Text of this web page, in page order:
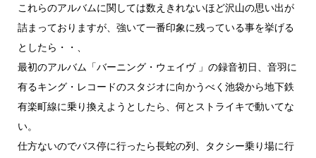
これらのアルバムに関しては数えきれないほど沢山の思い出が
詰まっておりますが、強いて一番印象に残っている事を挙げる
としたら・・、
最初のアルバム「バーニング・ウェイヴ 」の録音初日、音羽に
有るキング・レコードのスタジオに向かうべく池袋から地下鉄
有楽町線に乗り換えようとしたら、何とストライキで動いてな
い。
仕方ないのでバス停に行ったら長蛇の列、タクシー乗り場に行